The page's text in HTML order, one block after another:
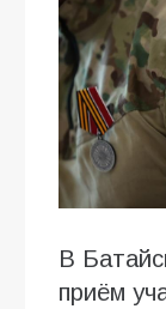
В
приём